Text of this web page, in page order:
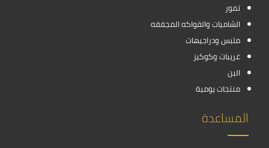
تمور
الشاميات والفواكه المجففه
ملبس ودراجيهات
غريبات وكوكيز
البن
منتجات يومية
المساعدة